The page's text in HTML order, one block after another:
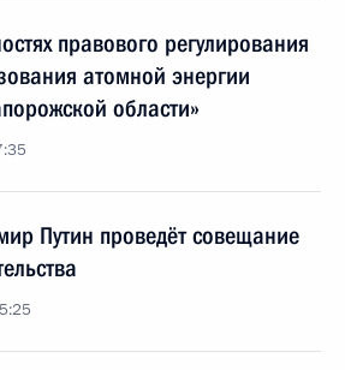
правового регулирования
атомной энергии
области»
Путин проведёт совещание